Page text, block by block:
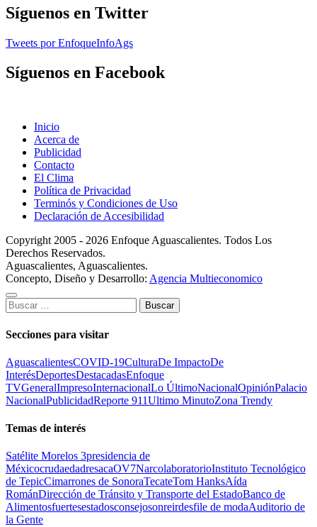
Síguenos en Twitter
Tweets por EnfoqueInfoAgs
Síguenos en Facebook
Inicio
Acerca de
Publicidad
Contacto
El Clima
Política de Privacidad
Terminós y Condiciones de Uso
Declaración de Accesibilidad
Copyright 2005 - 2026 Enfoque Aguascalientes. Todos Los
Derechos Reservados.
Aguascalientes, Aguascalientes.
Concepto, Diseño y Desarrollo: Agencia Multieconomico
Buscar:
Secciones para visitar
AguascalientesCOVID-19CulturaDe ImpactoDe
InterésDeportesDestacadasEnfoque
TVGeneralImpresoInternacionalLo ÚltimoNacionalOpiniónPalacio
NacionalPublicidadReporte 911Ultimo MinutoZona Trendy
Temas de interés
Satélite Morelos 3presidencia de
MéxicocrudaedadresacaOV7NarcolaboratorioInstituto Tecnológico
de TepicCimarrones de SonoraTecateTom HanksAída
RománDirección de Tránsito y Transporte del EstadoBanco de
Alimentosfuertesestadosconsejosonreirdesfile de modaAuditorio de
la Gente